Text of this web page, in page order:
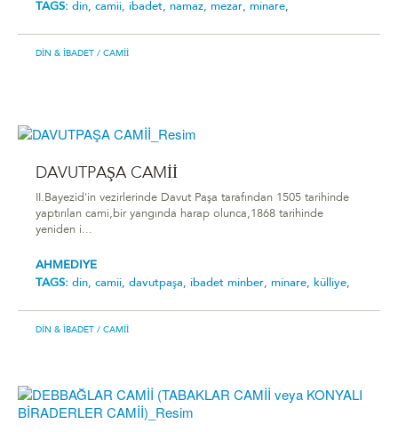
TAGS: din, camii, ibadet, namaz, mezar, minare,
DIN & İBADET / CAMII
DAVUTPAŞA CAMİİ
II.Bayezid'in vezirlerinde Davut Paşa tarafından 1505 tarihinde
yaptırılan cami,bir yangında harap olunca,1868 tarihinde
yeniden i...
AHMEDIYE
TAGS: din, camii, davutpaşa, ibadet minber, minare, külliye,
DIN & İBADET / CAMII